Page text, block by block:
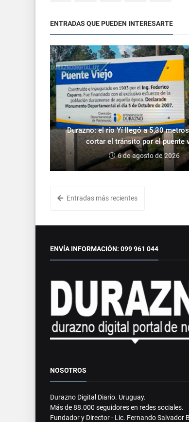
ENTRADAS QUE PUEDEN INTERESARTE
Durazno: el río Yí llegó a 5,30
cortar el tránsito por el puente
6 de agosto de 2026
Entradas más recientes
ENVÍA INFORMACIÓN: 099 961 044
NOSOTROS
Durazno Digital Diario. Uruguay.
Más de 88.000 seguidores en redes sociales.
Fundador y Director - Lic. Fernando Salvador